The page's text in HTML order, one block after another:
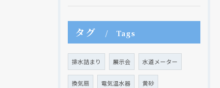
タグ Tags
排水詰まり 展示会 水道メーター
換気扇 電気温水器 黄砂